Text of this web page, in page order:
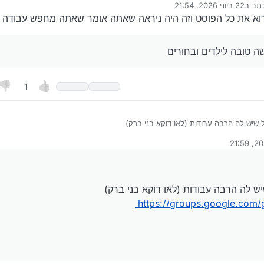
ב22 ביוני 2026, 21:54
נערך לאחרונה על ידי
את כל הפוסט וזה היה ניראה שאתה אומר שאתה מחפש עבודה
טובה לילדים ובחורים
1
שיש לה הרבה עבודות (לאו דוקא בני ברק)
ידי
לה הרבה עבודות (לאו דוקא בני ברק)
https://